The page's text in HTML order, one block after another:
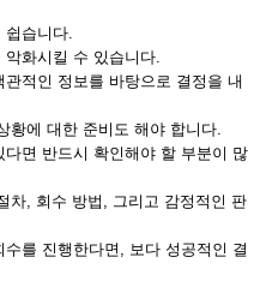
쉽습니다.
화시킬 수 있습니다.
적인 정보를 바탕으로 결정을 내
황에 대한 준비도 해야 합니다.
면 반드시 확인해야 할 부분이 많
차, 회수 방법, 그리고 감정적인 판
를 진행한다면, 보다 성공적인 결